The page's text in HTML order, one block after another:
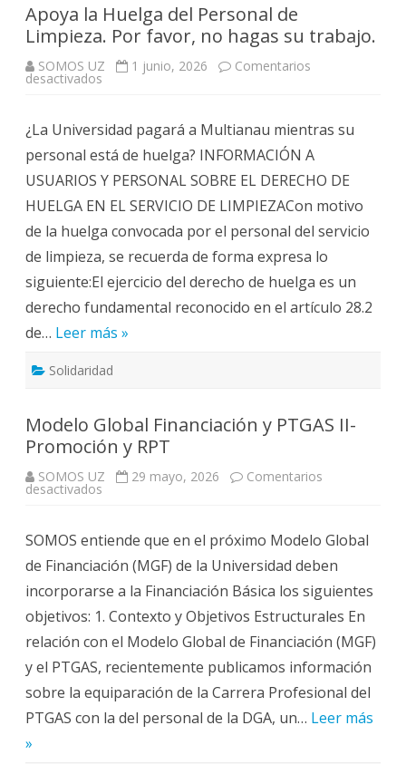
Apoya la Huelga del Personal de
Limpieza. Por favor, no hagas su trabajo.
SOMOS UZ 1 junio, 2026 Comentarios
desactivados
del
Personal
de
Limpieza.
Por
favor,
no
hagas
su
trabajo.
¿La Universidad pagará a Multianau mientras su
personal está de huelga? INFORMACIÓN A
USUARIOS Y PERSONAL SOBRE EL DERECHO DE
HUELGA EN EL SERVICIO DE LIMPIEZACon motivo
de la huelga convocada por el personal del servicio
de limpieza, se recuerda de forma expresa lo
siguiente:El ejercicio del derecho de huelga es un
derecho fundamental reconocido en el artículo 28.2
de… Leer más »
Solidaridad
Modelo Global Financiación y PTGAS II-
Promoción y RPT
SOMOS UZ 29 mayo, 2026 Comentarios
desactivados
y
PTGAS
II-
Promoción
y
RPT
SOMOS entiende que en el próximo Modelo Global
de Financiación (MGF) de la Universidad deben
incorporarse a la Financiación Básica los siguientes
objetivos: 1. Contexto y Objetivos Estructurales En
relación con el Modelo Global de Financiación (MGF)
y el PTGAS, recientemente publicamos información
sobre la equiparación de la Carrera Profesional del
PTGAS con la del personal de la DGA, un… Leer más
»